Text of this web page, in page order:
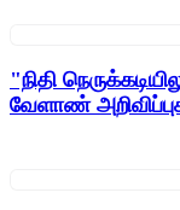
"நிதி
வேளாண்